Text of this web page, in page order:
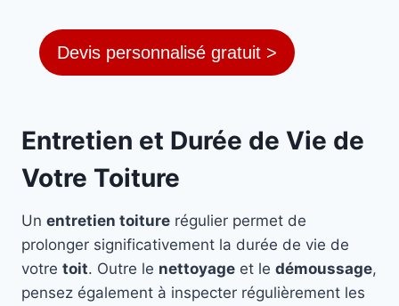
Devis personnalisé gratuit >
Entretien et Durée de Vie de
Votre Toiture
Un entretien toiture régulier permet de
prolonger significativement la durée de vie de
votre toit. Outre le nettoyage et le démoussage,
pensez également à inspecter régulièrement les